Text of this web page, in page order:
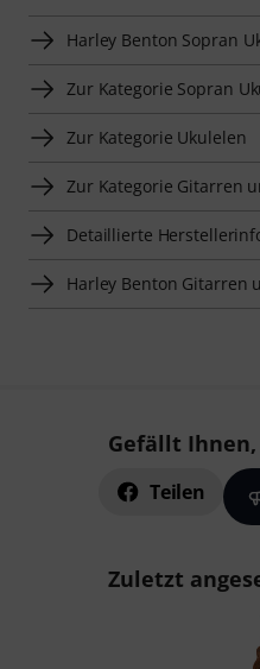
Harley Benton Sopran
Zur Kategorie Sopran
Zur Kategorie Ukulelen
Zur Kategorie Gitarren
Detaillierte
Harley Benton Gitarren
Gefällt Ihnen,
Teilen
Zuletzt